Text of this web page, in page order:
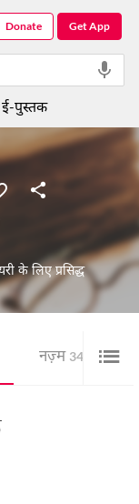
के लिए प्रसिद्ध
नज़्म 34
Get App
Donate
ई-पुस्तक